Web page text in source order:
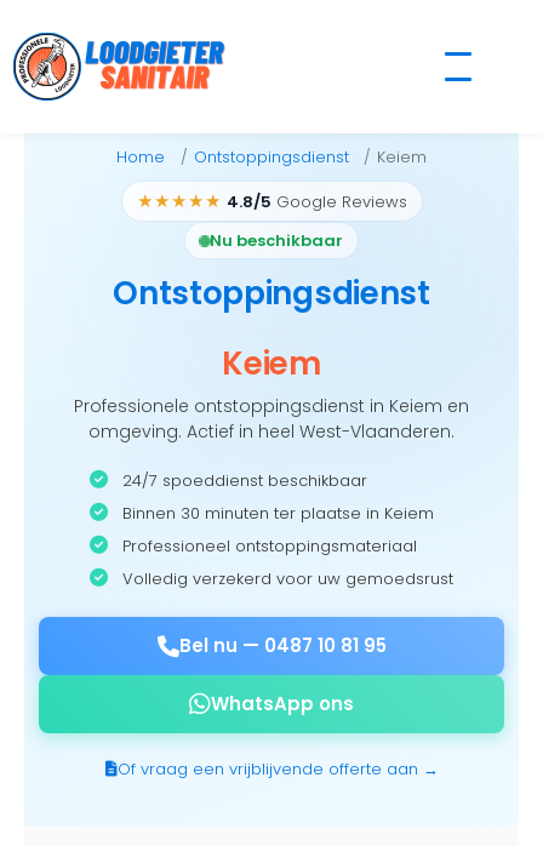
to
content
Home Ontstoppingsdienst Keiem
★★★★★ 4.8/5 Google Reviews
Nu beschikbaar
Ontstoppingsdienst
Keiem
Professionele ontstoppingsdienst in Keiem en
omgeving. Actief in heel West-Vlaanderen.
24/7 spoeddienst beschikbaar
Binnen 30 minuten ter plaatse in Keiem
Professioneel ontstoppingsmateriaal
Volledig verzekerd voor uw gemoedsrust
Bel nu — 0487 10 81 95
WhatsApp ons
Of vraag een vrijblijvende offerte aan →